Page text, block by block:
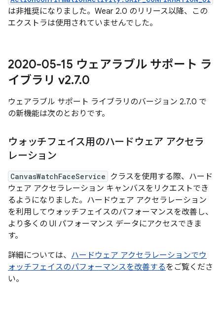
は非推奨になりました。Wear 2.0 のリリース以降、この
エクストラは使用されていませんでした。
2020-05-15 ウェアラブル サポート ラ
イブラリ v2.7.0
ウェアラブル サポート ライブラリのバージョン 2.7.0 で
の新機能は次のとおりです。
ウォッチフェイス用のハードウェア アクセラ
レーション
CanvasWatchFaceService
クラスを使用する際、ハード
ウェア アクセラレーション キャンバスをリクエストでき
るようになりました。ハードウェア アクセラレーション
を利用してウォッチフェイスのパフォーマンスを改善し、
より多くの UI パフォーマンス データにアクセスできま
す。
詳細については、 ハードウェア アクセラレーションでウ
ォッチフェイスのパフォーマンスを改善するをご覧くださ
い。